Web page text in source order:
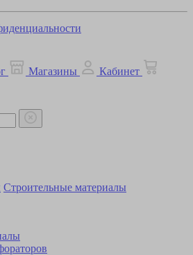
Магазины
Кабинет
Строительные материалы